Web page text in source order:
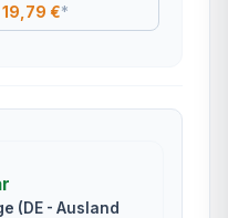
19,79 €*
(DE - Ausland